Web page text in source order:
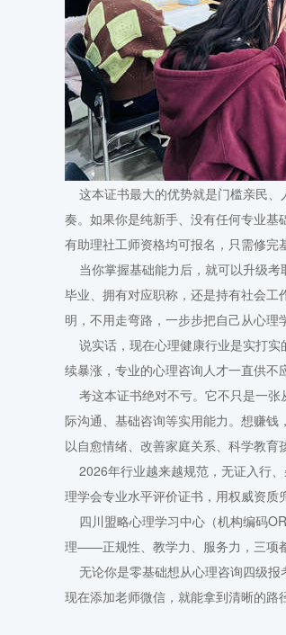
这本证书最大的优势就是门槛亲民、
奏。如果你是纯新手、没有任何专业
有助理社工师资格均可报名，只需修完
当你掌握基础能力后，就可以升级考
毕业、拥有对应职称，还是持有社会
明，不用走弯路，一步步把自己从心理
说实话，现在心理健康行业是实打实
续暴涨，专业的心理咨询人才一直供不
考这本证书绝对不亏。它不只是一张
际沟通、基础咨询等实用能力。想赚
以自愈情绪、改善家庭关系、科学教育
2026年行业越来越规范，无证入行
理学会专业水平评价证书，用权威资质
四川盟略心理学习中心（机构编码
理——正规性、教学力、服务力，三项
无论你是零基础想从心理咨询四级报
现在添加老师微信，就能拿到清晰的路